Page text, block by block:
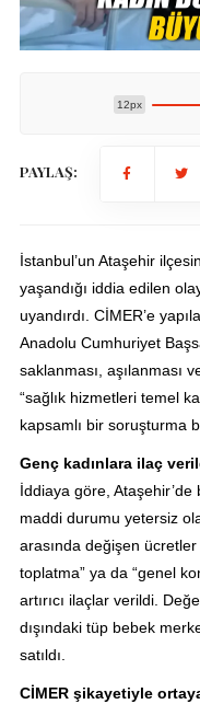
12px
PAYLAŞ:
İstanbul’un Ataşehir
yaşandığı iddia edilen
uyandırdı. CİMER’e
Anadolu Cumhuriyet
saklanması, aşılanması
“sağlık hizmetleri temel
kapsamlı bir soruşturma
Genç kadınlara ilaç
İddiaya göre, Ataşehir’de
maddi durumu yetersiz
arasında değişen ücretler
toplatma” ya da “genel
artırıcı ilaçlar verildi.
dışındaki tüp bebek
satıldı.
CİMER şikayetiyle